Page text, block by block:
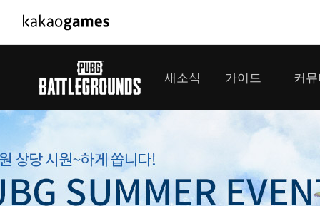
PC/모바일게임
도깨비의세계
아키에이지 워
아레스 : 라이즈 오브 가디언즈
배틀그라
패스 오브
패스 오브
새소식
이벤트
업데이트
가이드 커
플레이
클랜
모집